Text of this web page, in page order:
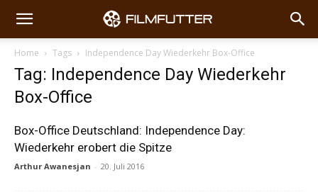
Home Tags Independence Day Wiederkehr Box-Office
Tag: Independence Day Wiederkehr
Box-Office
Box-Office Deutschland: Independence Day:
Wiederkehr erobert die Spitze
Arthur Awanesjan - 20. Juli 2016